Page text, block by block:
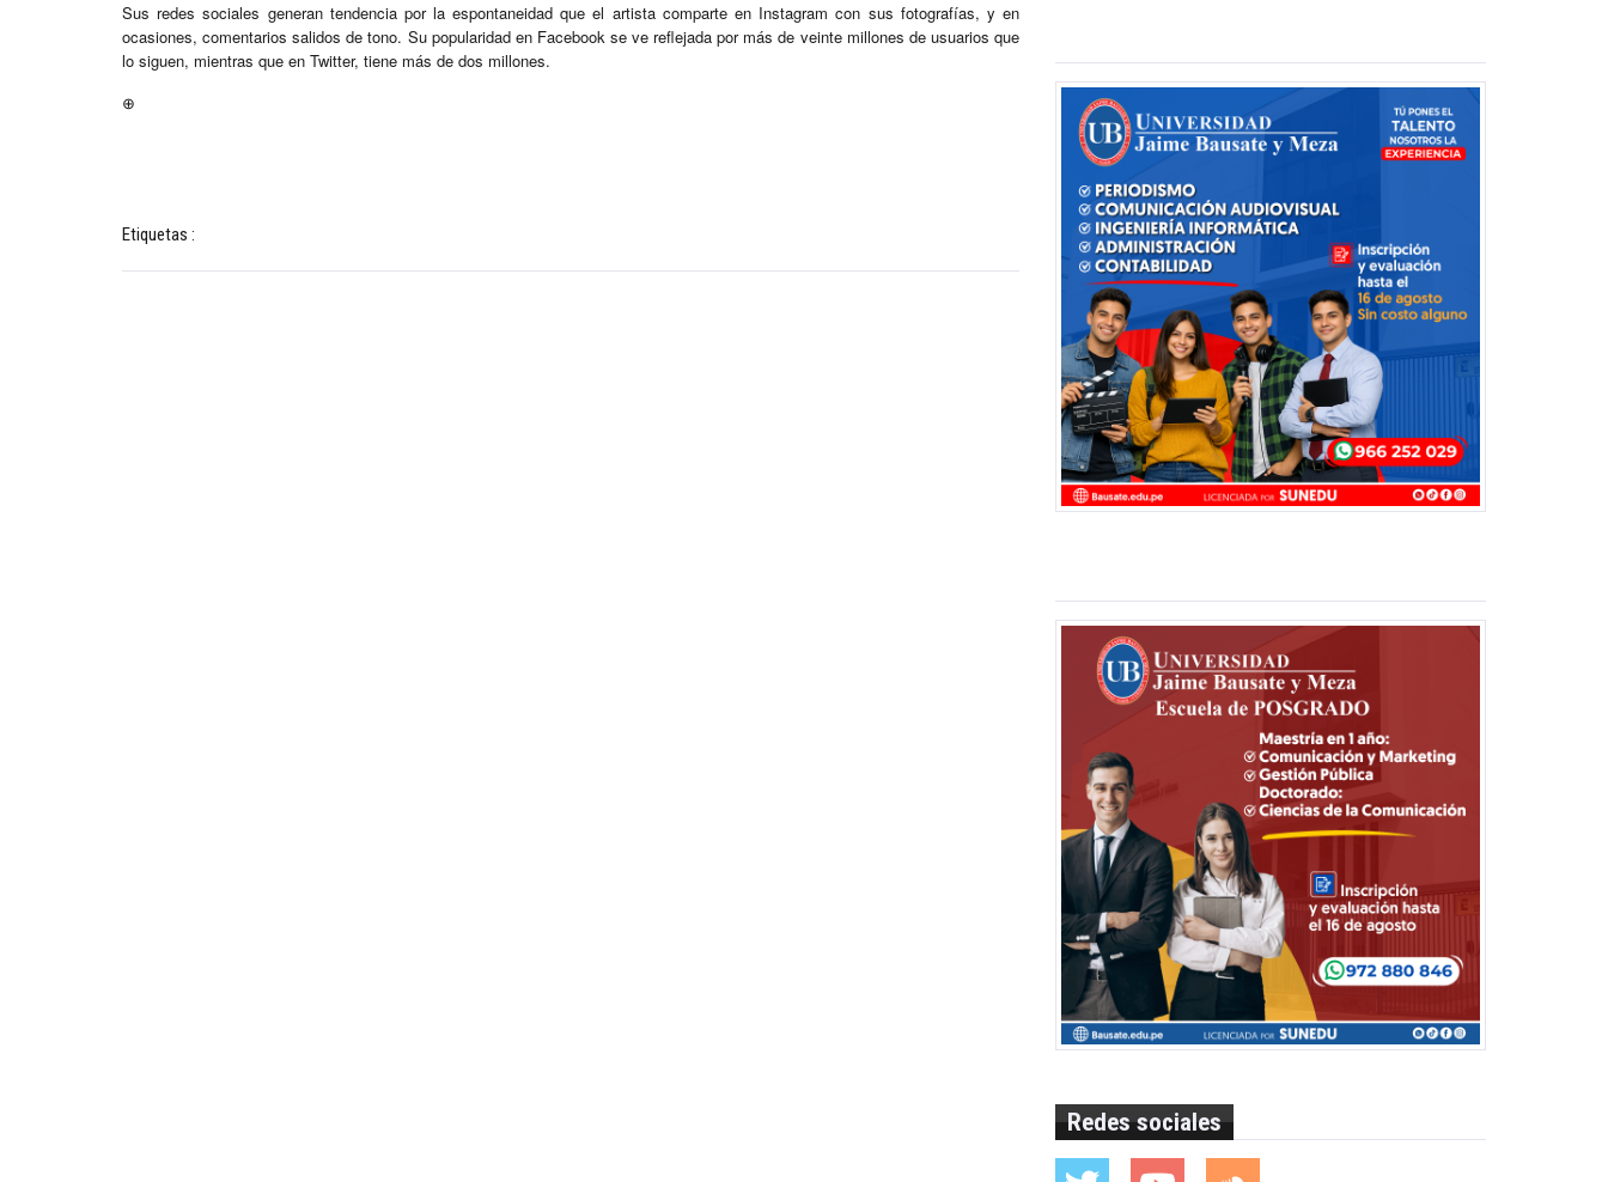
Sus redes sociales generan tendencia por la espontaneidad que el artista comparte en Instagram con sus fotografías, y en
ocasiones, comentarios salidos de tono. Su popularidad en Facebook se ve reflejada por más de veinte millones de usuarios que
lo siguen, mientras que en Twitter, tiene más de dos millones.
⊕
Etiquetas :
Redes sociales